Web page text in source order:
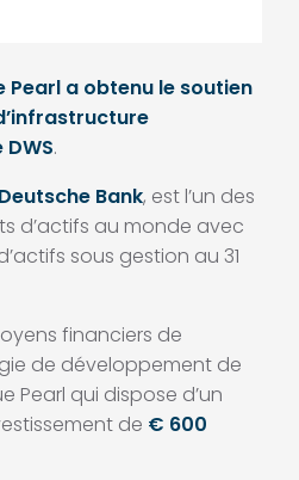
Pearl a obtenu le soutien
.
Deutsche Bank, est l’un des
d’actifs au monde avec
sous gestion au 31
financiers de
de développement de
Pearl qui dispose d’un
de € 600